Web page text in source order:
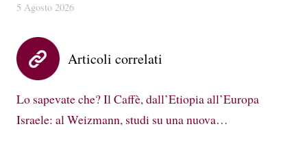
5 Agosto 2026
Articoli correlati
Lo sapevate che? Il Caffè, dall’Etiopia all’Europa
Israele: al Weizmann, studi su una nuova…